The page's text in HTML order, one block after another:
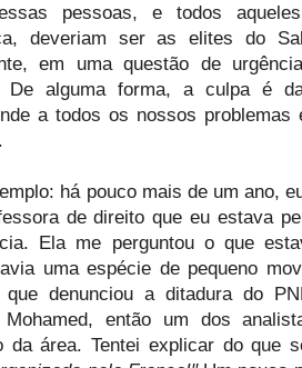
pessoas, e todos
deveriam ser as elites do
em uma questão de
De alguma forma, a culpa é
a todos os nossos problemas
há pouco mais de um ano,
de direito que eu estava
Ela me perguntou o que
uma espécie de pequeno
denunciou a ditadura do
Mohamed, então um dos
da área. Tentei explicar do que